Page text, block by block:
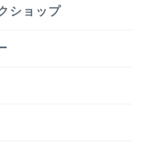
ショップ